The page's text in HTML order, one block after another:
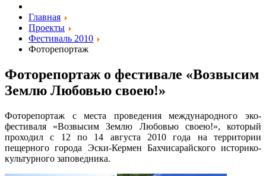
Главная
Проекты
Фестиваль 2010
Фоторепортаж
Фоторепортаж о фестивале «Возвысим
Землю Любовью своею!»
Фоторепортаж с места проведения международного эко-
фестиваля «Возвысим Землю Любовью своею!», который
проходил с 12 по 14 августа 2010 года на территории
пещерного города Эски-Кермен Бахчисарайского историко-
культурного заповедника.